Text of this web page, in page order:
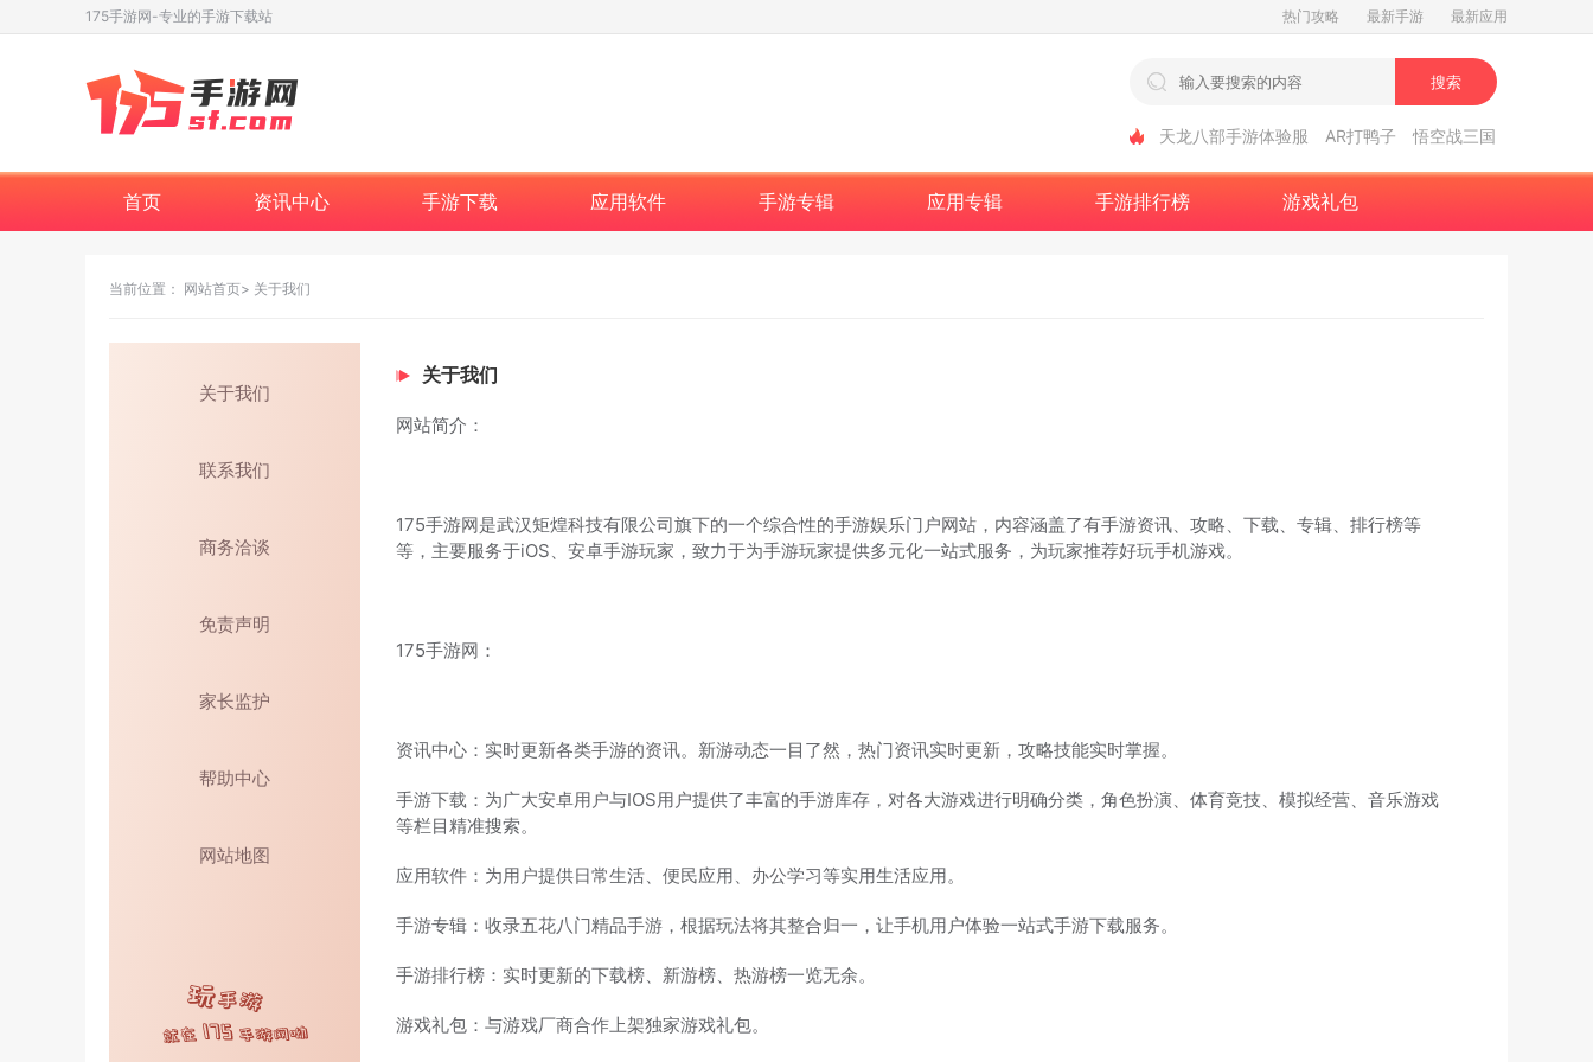
175手游网-专业的手游下载站 热门攻略 最新手游 最新应用
搜索
天龙八部手游体验服 AR打鸭子 悟空战三国
首页 资讯中心 手游下载 应用软件 手游专辑 应用专辑 手游排行榜 游戏礼包
当前位置： 网站首页 关于我们
关于我们
联系我们
商务洽谈
免责声明
家长监护
帮助中心
网站地图
关于我们
网站简介：
175手游网是武汉矩煌科技有限公司旗下的一个综合性的手游娱乐门户网站，内容涵盖了有手游资讯、攻略、下载、专辑、排行榜等
等，主要服务于iOS、安卓手游玩家，致力于为手游玩家提供多元化一站式服务，为玩家推荐好玩手机游戏。
175手游网：
资讯中心：实时更新各类手游的资讯。新游动态一目了然，热门资讯实时更新，攻略技能实时掌握。
手游下载：为广大安卓用户与IOS用户提供了丰富的手游库存，对各大游戏进行明确分类，角色扮演、体育竞技、模拟经营、音乐游戏
等栏目精准搜索。
应用软件：为用户提供日常生活、便民应用、办公学习等实用生活应用。
手游专辑：收录五花八门精品手游，根据玩法将其整合归一，让手机用户体验一站式手游下载服务。
手游排行榜：实时更新的下载榜、新游榜、热游榜一览无余。
游戏礼包：与游戏厂商合作上架独家游戏礼包。